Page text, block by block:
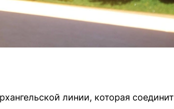
линии, которая соединит